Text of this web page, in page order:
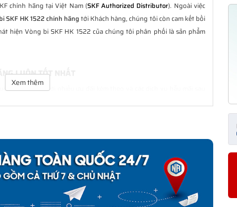
chính hãng tại Việt Nam (SKF Authorized Distributor). Ngoài việc
SKF HK 1522 chính hãngtới Khách hàng, chúng tôi còn cam kết bồi
hiện Vòng bi SKF HK 1522 của chúng tôi phân phối là sản phẩm
LUÔN TỐT NHẤT
là tốt nhất với nhiều ưu đãi kèm theo và các dịch vụ hẫu mãi sau
CHÍNH HÃNG
phân phối đều được bảo hành chính hãng theo đúng tiêu chuẩn
HK 1522 CHÍNH HÃNG
Xem thêm